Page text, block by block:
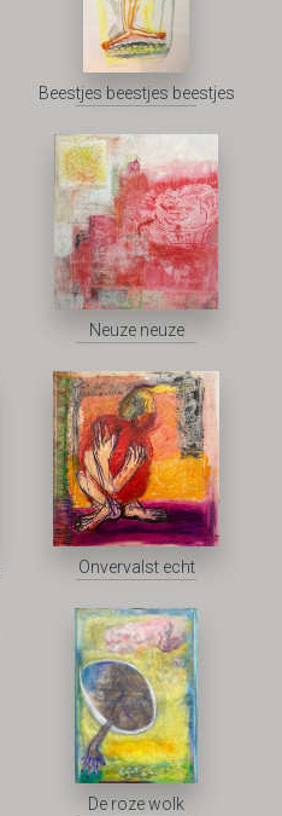
Beestjes beestjes beestjes
Neuze neuze
Onvervalst echt
De roze wolk